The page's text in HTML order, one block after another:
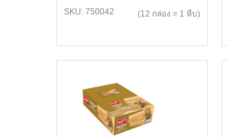
SKU: 750042 (12 กล่อง = 1 หีบ)